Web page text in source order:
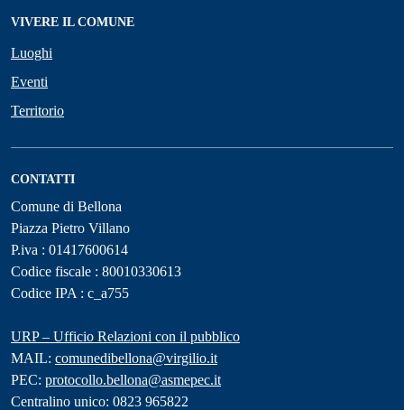
VIVERE IL COMUNE
Luoghi
Eventi
Territorio
CONTATTI
Comune di Bellona
Piazza Pietro Villano
P.iva : 01417600614
Codice fiscale : 80010330613
Codice IPA : c_a755
URP – Ufficio Relazioni con il pubblico
MAIL: comunedibellona@virgilio.it
PEC: protocollo.bellona@asmepec.it
Centralino unico: 0823 965822